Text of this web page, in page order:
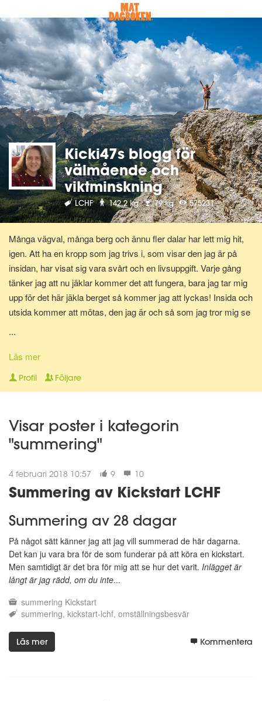
Kicki47s blogg för
välmående och
viktminskning
LCHF 142.2 kg 79 kg 575231
Många vägval, många berg och ännu fler dalar har lett mig hit,
igen. Att ha en kropp som jag trivs i, som visar den jag är på
insidan, har visat sig vara svårt och en livsuppgift. Varje gång
tänker jag att nu jäklar kommer det att fungera, bara jag tar mig
upp för det här jäkla berget så kommer jag att lyckas! Insida och
utsida kommer att mötas, den jag är och så som jag tror mig se
Det hårda arbetet och den stränga disciplinen ger resultat och vi
möts, där i spegeln. Men...så händer något, livet ger mig en hård
knuff och jag faller. Faller för frestelsen och utför bergets kant.
fot, hårt, hårt. Orkar inte klättra igen, fastnar ett tag. Finner så
styrkan i att jag inte uthärdar skillnaden, skillnaden mellan utsida
och tar sats. Tar sats för att återigen klättra upp mot toppen.
...
Läs mer
Profil Följare
Visar poster i kategorin
"summering"
4 februari 2018 10:57 9 10
Summering av Kickstart LCHF
Summering av 28 dagar
På något sätt känner jag att jag vill summerad de här dagarna.
Det kan ju vara bra för de som funderar på att köra en kickstart.
Men samtidigt är det bra för mig att se hur det varit. Inlägget är
långt är jag rädd, om du inte...
summering Kickstart
summering kickstart-lchf omställningsbesvär
Läs mer Kommentera